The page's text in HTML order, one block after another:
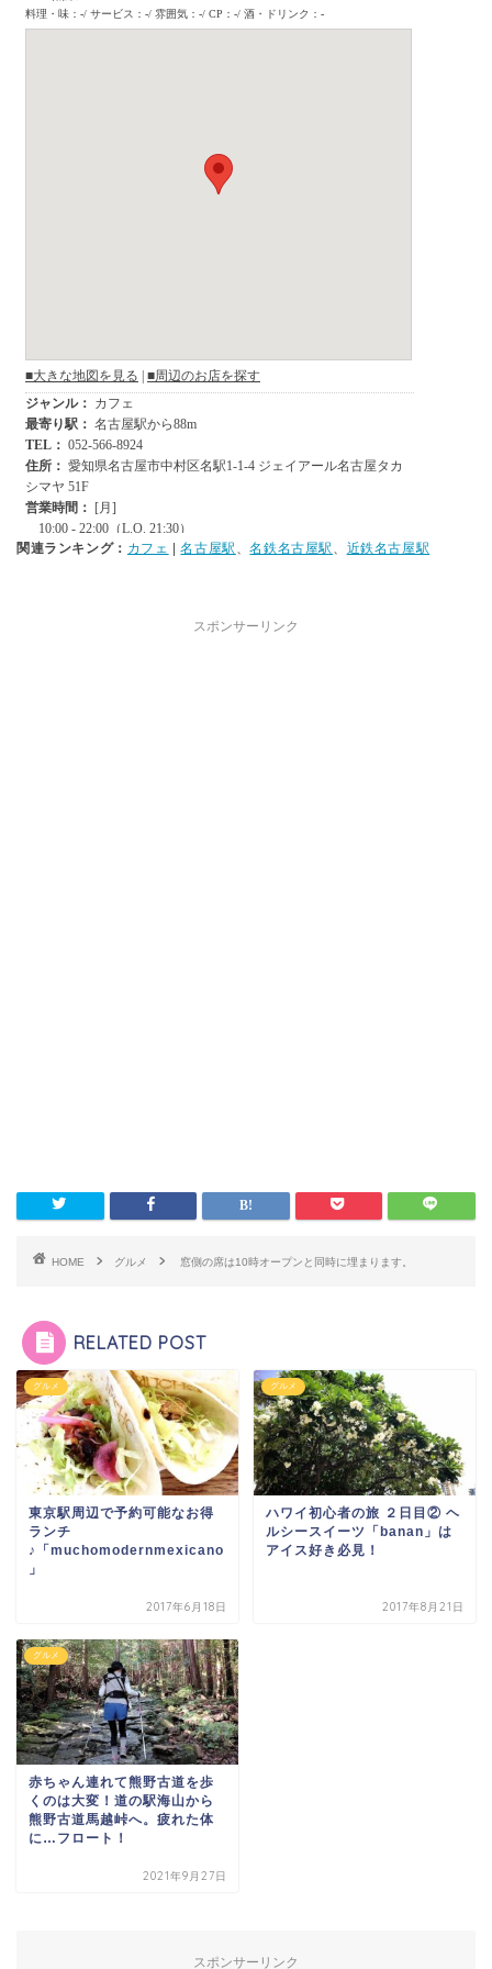
関連ランキング： カフェ |名古屋駅 、名鉄名古屋駅 、 近鉄名古屋駅
スポンサーリンク
HOME グルメ 窓側の席は10時オープンと同時に埋まります。
RELATED POST
グルメ
東京駅周辺で予約可能なお得
ランチ
♪「muchomodernmexicano
」
2017年6月18日
グルメ
ハワイ初心者の旅 ２日目② ヘ
ルシースイーツ「banan」は
アイス好き必見！
2017年8月21日
グルメ
赤ちゃん連れて熊野古道を歩
くのは大変！道の駅海山から
熊野古道馬越峠へ。疲れた体
に…フロート！
2021年9月27日
スポンサーリンク